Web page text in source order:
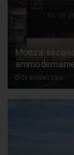
Monza:
25 GIUGNO 2026